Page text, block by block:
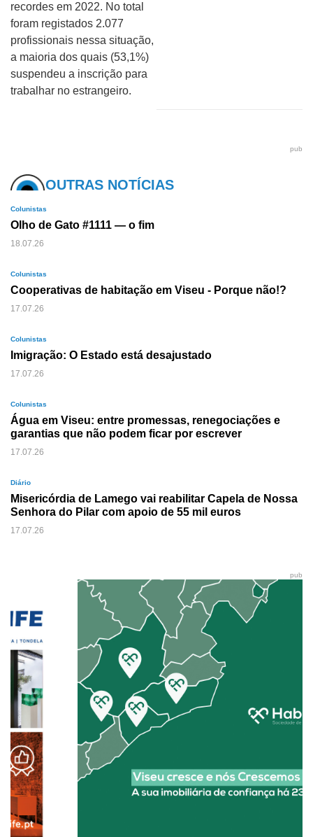
recordes em 2022. No total
foram registados 2.077
profissionais nessa situação,
a maioria dos quais (53,1%)
suspendeu a inscrição para
trabalhar no estrangeiro.
pub
OUTRAS NOTÍCIAS
Colunistas
Olho de Gato #1111 — o fim
18.07.26
Colunistas
Cooperativas de habitação em Viseu - Porque não!?
17.07.26
Colunistas
Imigração: O Estado está desajustado
17.07.26
Colunistas
Água em Viseu: entre promessas, renegociações e
garantias que não podem ficar por escrever
17.07.26
Diário
Misericórdia de Lamego vai reabilitar Capela de Nossa
Senhora do Pilar com apoio de 55 mil euros
17.07.26
pub